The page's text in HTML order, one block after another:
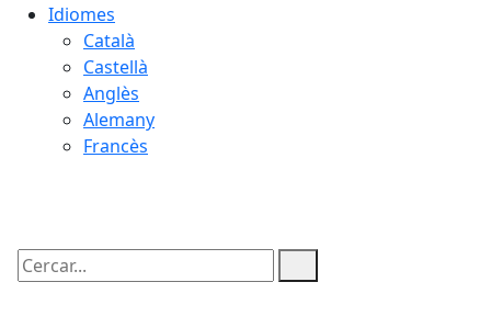
Idiomes
Català
Castellà
Anglès
Alemany
Francès
Cercar: